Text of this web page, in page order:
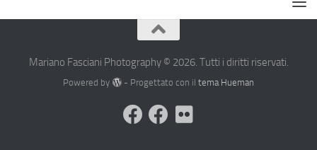
Mariano Fasciani Photography © 2026. Tutti i diritti riservati.
Powered by - Progettato con il tema Hueman